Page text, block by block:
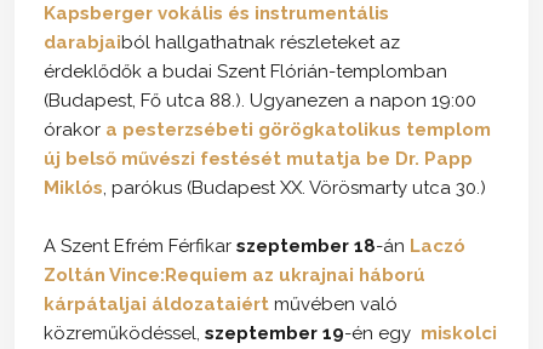
Kapsberger vokális és instrumentális
darabjaiból hallgathatnak részleteket az
érdeklődők a budai Szent Flórián-templomban
(Budapest, Fő utca 88.). Ugyanezen a napon 19:00
órakor a pesterzsébeti görögkatolikus templom
új belső művészi festését mutatja be Dr. Papp
Miklós, parókus (Budapest XX. Vörösmarty utca 30.)
A Szent Efrém Férfikar szeptember 18-án Laczó
Zoltán Vince:Requiem az ukrajnai háború
kárpátaljai áldozataiért művében való
közreműködéssel, szeptember 19-én egy miskolci